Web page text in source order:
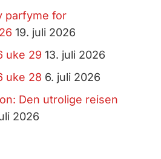
parfyme for
19. juli 2026
uke 29 13. juli 2026
uke 28 6. juli 2026
Den utrolige reisen
2026